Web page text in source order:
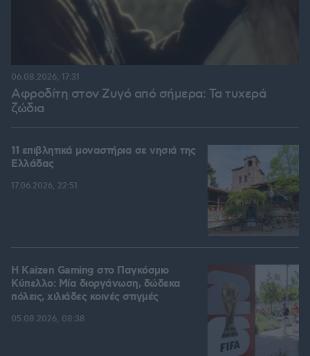
Αφροδίτη στον Ζυγό από σήμερα: Τα τυχερά
ζώδια
06.08.2026, 17:31
11 επιβλητικά μοναστήρια σε νησιά της
Ελλάδας
17.06.2026, 22:51
H Kaizen Gaming στο Παγκόσμιο
Kύπελλο: Μία διοργάνωση, δώδεκα
πόλεις, χιλιάδες κοινές στιγμές
05.08.2026, 08:38